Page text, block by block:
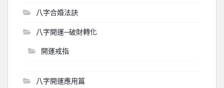
八字合婚法訣
八字開運─破財轉化
開運戒指
八字開運應用篇